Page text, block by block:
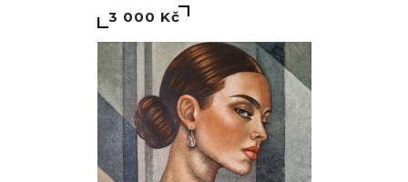
3 000 Kč